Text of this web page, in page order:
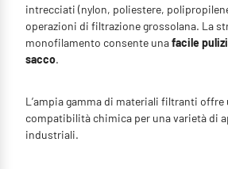
intrecciati (nylon, poliestere,
operazioni di filtrazione grossolana. La
monofilamento consente unafacile
sacco.
L’ampia gamma di materiali filtranti offre
compatibilità chimica per una varietà di
industriali.